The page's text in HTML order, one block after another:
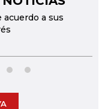
acuerdo a sus